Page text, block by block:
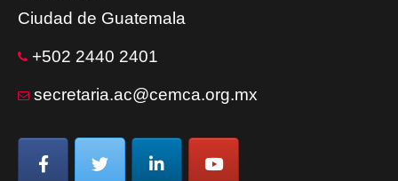
Ciudad de Guatemala
+502 2440 2401
secretaria.ac@cemca.org.mx